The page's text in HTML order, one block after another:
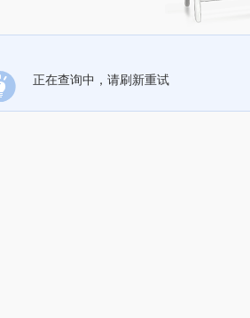
正在查询中，请刷新重试